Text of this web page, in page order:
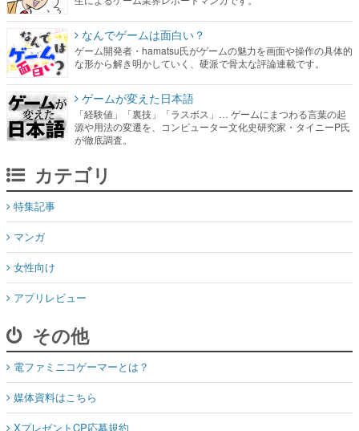
なんでゲームは面白い？
ゲーム開発者・hamatsu氏がゲームの魅力を画面や操作の具体的
な形から解き明かしていく、硬派で骨太な評論連載です。
ゲームが変えた日本語
「経験値」「裏技」「ラスボス」… ゲームにまつわる言葉の起
源や用法の変遷を、コンピューター文化史研究家・タイニーP氏
が徹底調査。
カテゴリ
特集記事
マンガ
女性向け
アプリレビュー
その他
電ファミニコゲーマーとは？
媒体資料はこちら
XプレゼントCP応募規約